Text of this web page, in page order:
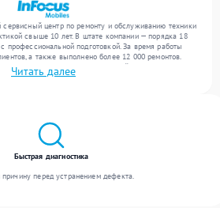
центр по ремонту и обслуживанию техники
свыше 10 лет. В штате компании — порядка 18
профессиональной подготовкой. За время работы
а также выполнено более 12 000 ремонтов.
поступает более 300 обращений, включая , , . Мы
неисправностей и гарантируем высокое качество
Читать далее
Быстрая диагностика
перед устранением дефекта.